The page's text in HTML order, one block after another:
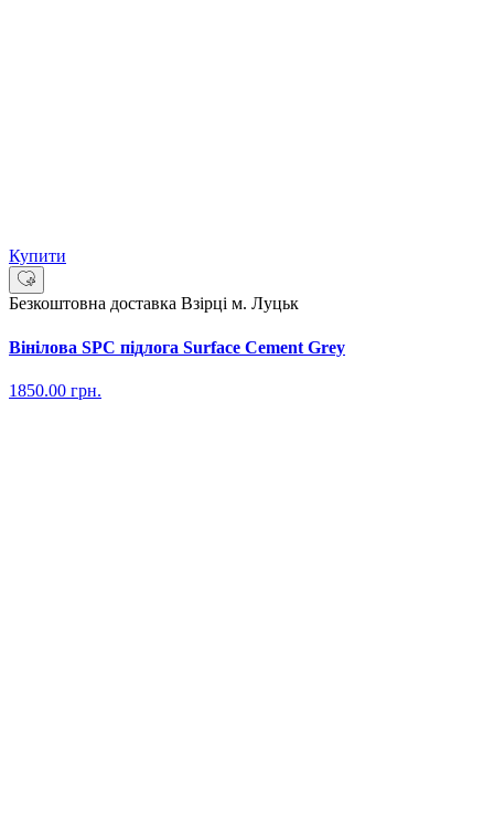
Купити
Безкоштовна доставка Взірці м. Луцьк
Вінілова SPC підлога Surface Cement Grey
1850.00 грн.